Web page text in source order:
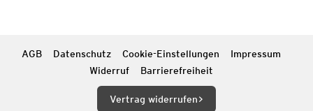
AGB Datenschutz Cookie-Einstellungen
Impressum
Widerruf
Barrierefreiheit
Vertrag widerrufen